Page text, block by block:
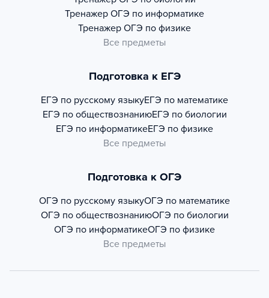
Тренажер ОГЭ по информатике
Тренажер ОГЭ по физике
Все предметы
Подготовка к ЕГЭ
ЕГЭ по русскому языкуЕГЭ по математике
ЕГЭ по обществознаниюЕГЭ по биологии
ЕГЭ по информатикеЕГЭ по физике
Все предметы
Подготовка к ОГЭ
ОГЭ по русскому языкуОГЭ по математике
ОГЭ по обществознаниюОГЭ по биологии
ОГЭ по информатикеОГЭ по физике
Все предметы